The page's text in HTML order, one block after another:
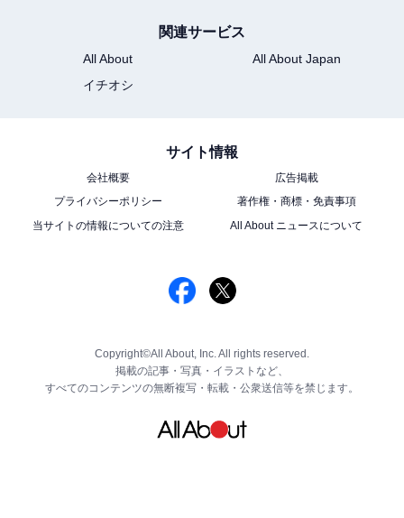
関連サービス
All About
All About Japan
イチオシ
サイト情報
会社概要
広告掲載
プライバシーポリシー
著作権・商標・免責事項
当サイトの情報についての注意
All About ニュースについて
Copyright©All About, Inc. All rights reserved.
掲載の記事・写真・イラストなど、
すべてのコンテンツの無断複写・転載・公衆送信等を禁じます。